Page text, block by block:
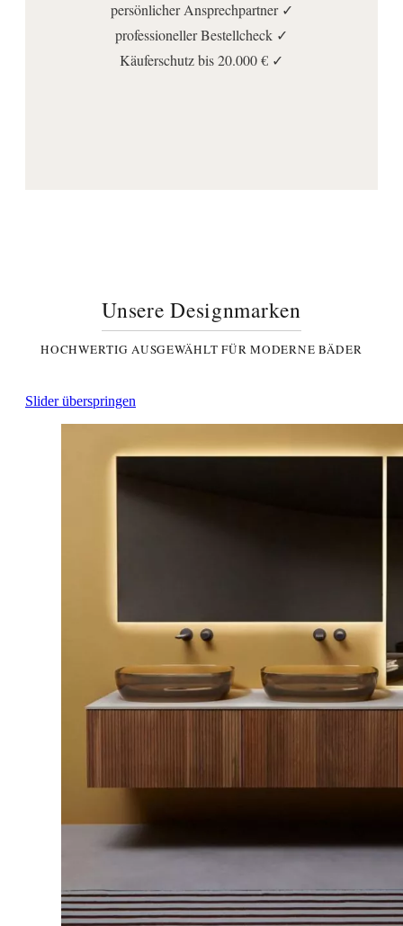
persönlicher Ansprechpartner ✓
professioneller Bestellcheck ✓
Käuferschutz bis 20.000 € ✓
Unsere Designmarken
HOCHWERTIG AUSGEWÄHLT FÜR MODERNE BÄDER
Slider überspringen